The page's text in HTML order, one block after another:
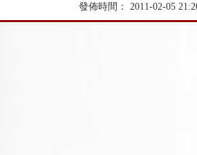
發佈時間： 2011-02-05